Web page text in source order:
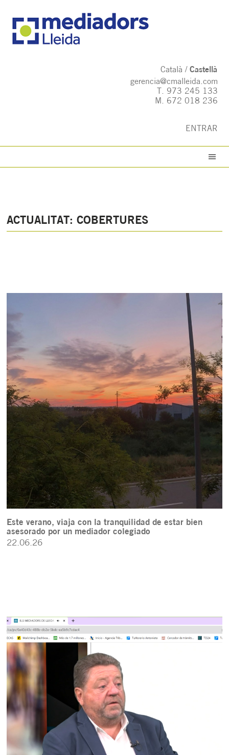
Català
Castellà
gerencia@cmalleida.com
T. 973 245 133
M. 672 018 236
ENTRAR
ACTUALITAT: COBERTURES
Este verano, viaja con la tranquilidad de estar bien
asesorado por un mediador colegiado
22.06.26